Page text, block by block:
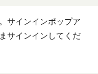
サインインポップア
サインインしてくだ